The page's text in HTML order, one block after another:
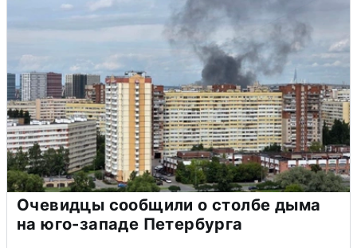
Очевидцы сообщили о столбе дыма
на юго-западе Петербурга